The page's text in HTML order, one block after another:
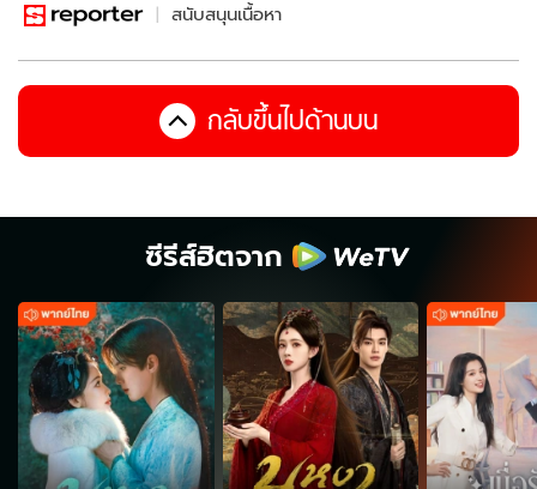
สนับสนุนเนื้อหา
กลับขึ้นไปด้านบน
ซีรีส์ฮิตจาก